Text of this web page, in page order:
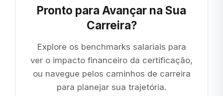
Pronto para Avançar na Sua
Carreira?
Explore os benchmarks salariais para
ver o impacto financeiro da certificação,
ou navegue pelos caminhos de carreira
para planejar sua trajetória.